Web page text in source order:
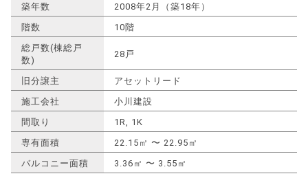
築年数
2008年2月（築18年）
階数
10階
総戸数(棟総戸
数)
28戸
旧分譲主
アセットリード
施工会社
小川建設
間取り
1R, 1K
専有面積
22.15㎡ 〜 22.95㎡
バルコニー面積
3.36㎡ 〜 3.55㎡